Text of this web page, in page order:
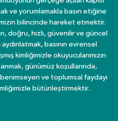
ve yorumlamakla basın etiğine
bilincinde hareket etmektir.
doğru, hızlı, güvenilir ve güncel
basının evrensel
kimliğimizle okuyucularımızın
günümüz koşullarında,
ve toplumsal faydayı
bütünleştirmektir.